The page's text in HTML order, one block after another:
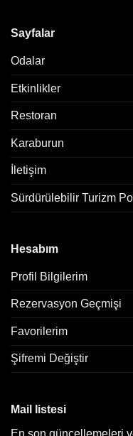
Sayfalar
Odalar
Etkinlikler
Restoran
Karaburun
İletişim
Sürdürülebilir Turizm
Hesabım
Profil Bilgilerim
Rezervasyon Geçmişi
Favorilerim
Şifremi Değiştir
Mail listesi